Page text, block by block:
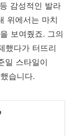
등 감성적인 발라
위에서는 마치
보여줬죠. 그의
했다가 터뜨리
일 스타일이
습니다.